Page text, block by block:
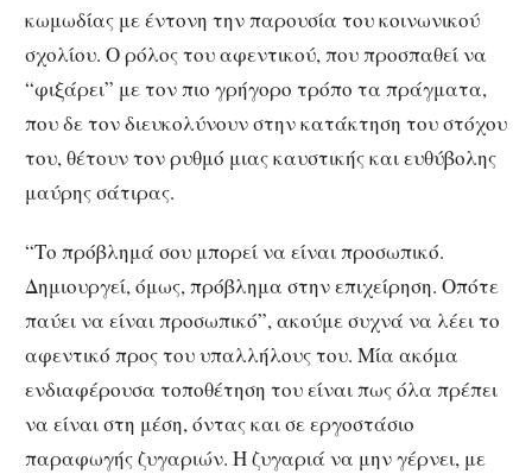
κωμωδίας με έντονη την παρουσία του κοινωνικού
σχολίου. Ο ρόλος του αφεντικού, που προσπαθεί να
“φιξάρει” με τον πιο γρήγορο τρόπο τα πράγματα,
που δε τον διευκολύνουν στην κατάκτηση του στόχου
του, θέτουν τον ρυθμό μιας καυστικής και ευθύβολης
μαύρης σάτιρας.
“Το πρόβλημά σου μπορεί να είναι προσωπικό.
Δημιουργεί, όμως, πρόβλημα στην επιχείρηση. Οπότε
παύει να είναι προσωπικό”, ακούμε συχνά να λέει το
αφεντικό προς του υπαλλήλους του. Μία ακόμα
ενδιαφέρουσα τοποθέτηση του είναι πως όλα πρέπει
να είναι στη μέση, όντας και σε εργοστάσιο
παραφωγής ζυγαριών. Η ζυγαριά να μην γέρνει, με